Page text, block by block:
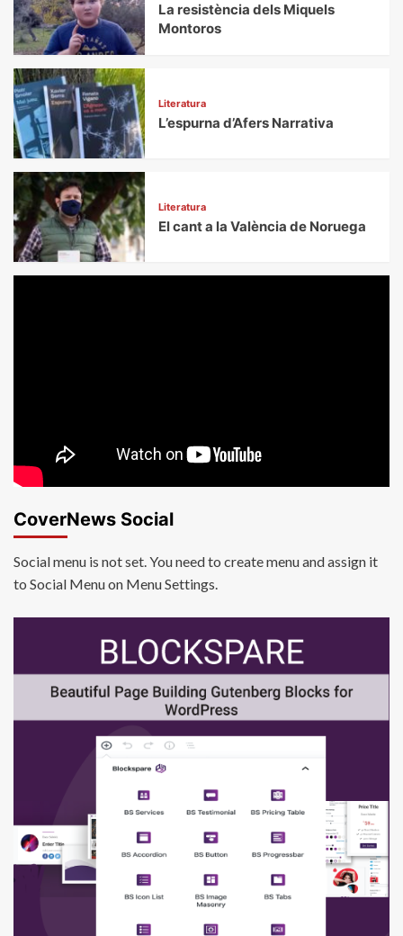
La resistència dels Miquels
Montoros
Literatura
L’espurna d’Afers Narrativa
Literatura
El cant a la València de Noruega
CoverNews Social
Social menu is not set. You need to create menu and assign it
to Social Menu on Menu Settings.